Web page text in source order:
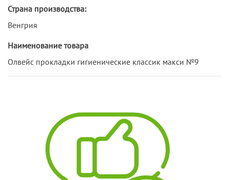
Страна производства:
Венгрия
Наименование товара
Олвейс прокладки гигиенические классик макси №9